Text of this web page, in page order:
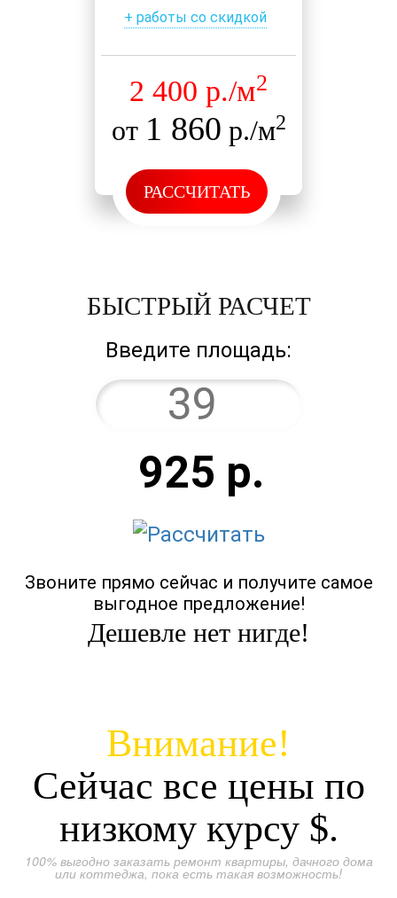
+ работы со скидкой
2 400 р./м2
от 1 860 р./м2
РАССЧИТАТЬ
БЫСТРЫЙ РАСЧЕТ
Введите площадь:
925 р.
Звоните прямо сейчас и получите самое
выгодное предложение!
Дешевле нет нигде!
Внимание!
Сейчас все цены по
низкому курсу $.
100% выгодно заказать ремонт квартиры, дачного дома
или коттеджа, пока есть такая возможность!